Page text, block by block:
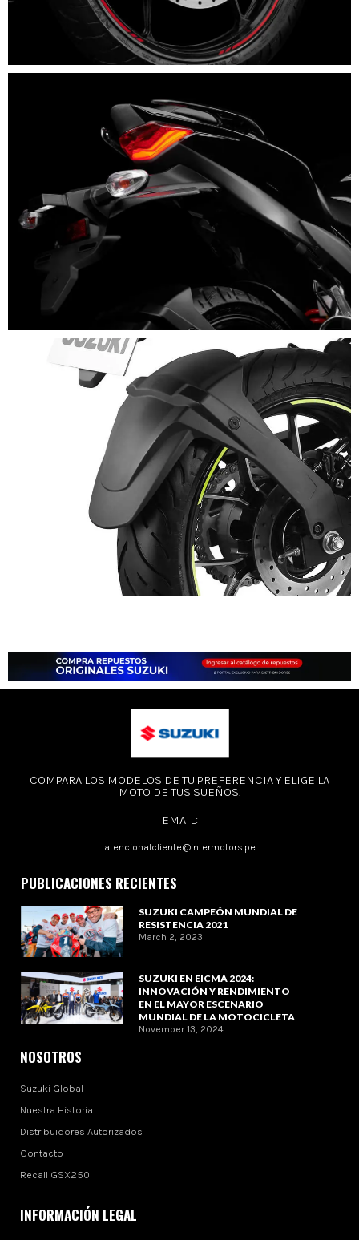
COMPARA LOS MODELOS DE TU PREFERENCIA Y ELIGE LA
MOTO DE TUS SUEÑOS.
EMAIL:
atencionalcliente@intermotors.pe
PUBLICACIONES RECIENTES
SUZUKI CAMPEÓN MUNDIAL DE
RESISTENCIA 2021
March 2, 2023
SUZUKI EN EICMA 2024:
INNOVACIÓN Y RENDIMIENTO
EN EL MAYOR ESCENARIO
MUNDIAL DE LA MOTOCICLETA
November 13, 2024
NOSOTROS
Suzuki Global
Nuestra Historia
Distribuidores Autorizados
Contacto
Recall GSX250
INFORMACIÓN LEGAL